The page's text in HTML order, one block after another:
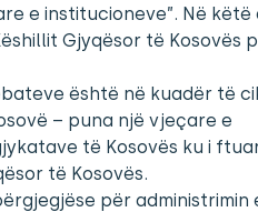
e institucioneve”. Në
Gjyqësor të Kosovës
është në kuadër të
– puna një vjeçare e
të Kosovës ku i
të Kosovës.
për administrimin